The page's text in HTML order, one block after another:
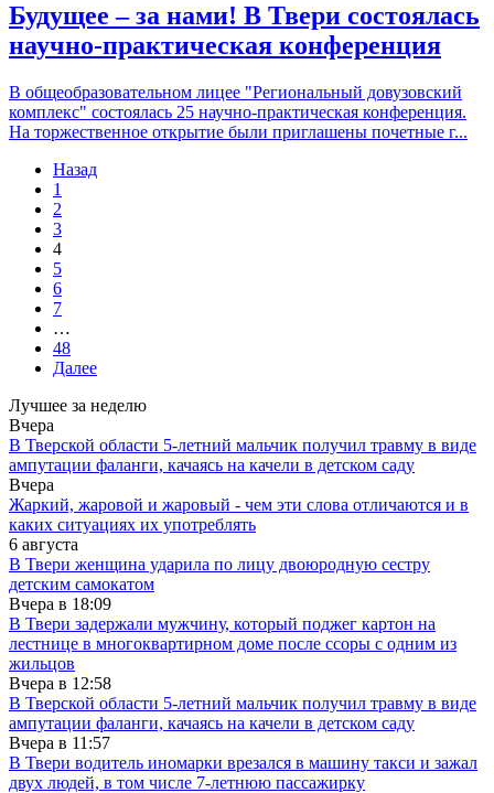
Будущее – за нами! В Твери состоялась
научно-практическая конференция
В об­ще­об­ра­зо­ва­тель­ном ​лицее "Ре­ги­о­наль­ный до­ву­зов­ский
ком­плекс" со­сто­я­лась 25 на­уч­но-прак­ти­че­ская кон­фе­рен­ция.
На тор­же­ствен­ное от­кры­тие были при­гла­ше­ны по­чет­ные г...
Назад
1
2
3
4
5
6
7
…
48
Далее
Лучшее за неделю
Вчера
В Тверской области 5-летний мальчик получил травму в виде
ампутации фаланги, качаясь на качели в детском саду
Вчера
Жаркий, жаровой и жаровый - чем эти слова отличаются и в
каких ситуациях их употреблять
6 августа
В Твери женщина ударила по лицу двоюродную сестру
детским самокатом
Вчера в 18:09
В Твери задержали мужчину, который поджег картон на
лестнице в многоквартирном доме после ссоры с одним из
жильцов
Вчера в 12:58
В Тверской области 5-летний мальчик получил травму в виде
ампутации фаланги, качаясь на качели в детском саду
Вчера в 11:57
В Твери водитель иномарки врезался в машину такси и зажал
двух людей, в том числе 7-летнюю пассажирку